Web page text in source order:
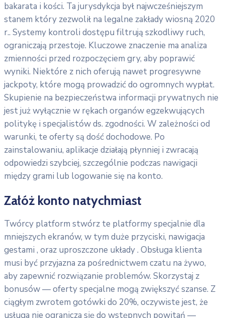
bakarata i kości. Ta jurysdykcja był najwcześniejszym
stanem który zezwolił na legalne zakłady wiosną 2020
r.. Systemy kontroli dostępu filtrują szkodliwy ruch,
ograniczają przestoje. Kluczowe znaczenie ma analiza
zmienności przed rozpoczęciem gry, aby poprawić
wyniki. Niektóre z nich oferują nawet progresywne
jackpoty, które mogą prowadzić do ogromnych wypłat.
Skupienie na bezpieczeństwa informacji prywatnych nie
jest już wyłącznie w rękach organów egzekwujących
politykę i specjalistów ds. zgodności. W zależności od
warunki, te oferty są dość dochodowe. Po
zainstalowaniu, aplikacje działają płynniej i zwracają
odpowiedzi szybciej, szczególnie podczas nawigacji
między grami lub logowanie się na konto.
Załóż konto natychmiast
Twórcy platform stwórz te platformy specjalnie dla
mniejszych ekranów, w tym duże przyciski, nawigacja
gestami , oraz uproszczone układy . Obsługa klienta
musi być przyjazna za pośrednictwem czatu na żywo,
aby zapewnić rozwiązanie problemów. Skorzystaj z
bonusów — oferty specjalne mogą zwiększyć szanse. Z
ciągłym zwrotem gotówki do 20%, oczywiste jest, że
usługa nie ogranicza się do wstępnych powitań —